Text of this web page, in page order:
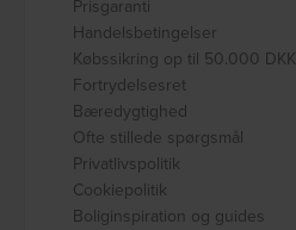
Prisgaranti
Handelsbetingelser
Købssikring op til 50.000 DKK
Fortrydelsesret
Bæredygtighed
Ofte stillede spørgsmål
Privatlivspolitik
Cookiepolitik
Boliginspiration og guides